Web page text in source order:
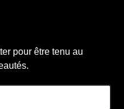
pour être tenu au